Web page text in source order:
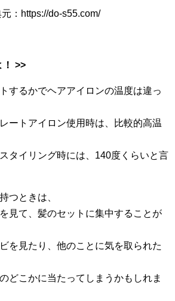
元：https://do-s55.com/
！ >>
するかでヘアアイロンの温度は違っ
ートアイロン使用時は、比較的高温
タイリング時には、140度くらいと言
つときは、
見て、髪のセットに集中することが
を見たり、他のことに気を取られた
どこかに当たってしまうかもしれま